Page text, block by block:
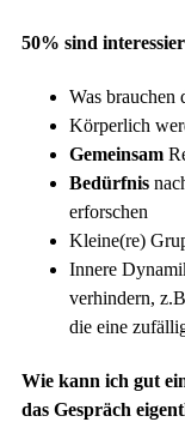
50% sind
Was brauchen
Körperlich
Gemeinsam
Bedürfnis
erforschen
Kleine(re)
Innere
verhindern,
die eine
Wie kann ich gut
das Gespräch